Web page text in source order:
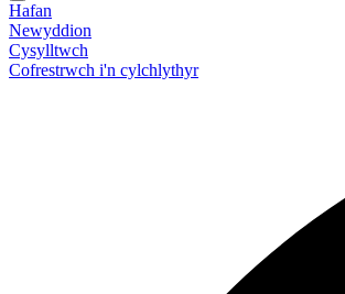
Hafan
Newyddion
Cysylltwch
Cofrestrwch i'n cylchlythyr